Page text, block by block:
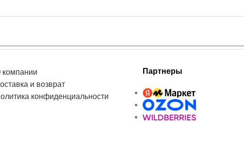
и возврат
конфиденциальности
Партнеры